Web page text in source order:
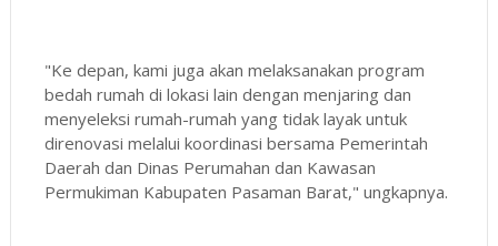
"Ke depan, kami juga akan melaksanakan program
bedah rumah di lokasi lain dengan menjaring dan
menyeleksi rumah-rumah yang tidak layak untuk
direnovasi melalui koordinasi bersama Pemerintah
Daerah dan Dinas Perumahan dan Kawasan
Permukiman Kabupaten Pasaman Barat," ungkapnya.